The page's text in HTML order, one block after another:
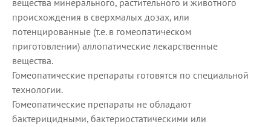
происхождения в сверхмалых дозах, или
потенцированные (т.е. в гомеопатическом
приготовлении) аллопатические лекарственные
вещества.
Гомеопатические препараты готовятся по специальной
технологии.
Гомеопатические препараты не обладают
бактерицидными, бактериостатическими или